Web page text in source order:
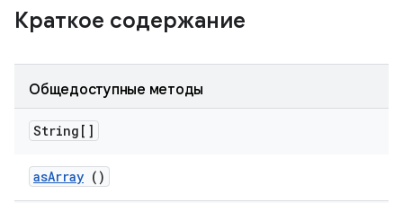
Краткое содержание
Общедоступные методы
String[]
asArray ()